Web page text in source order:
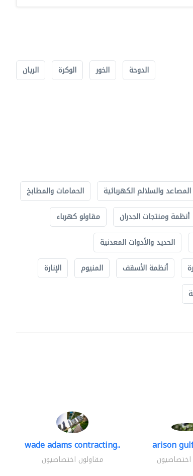
الدوحة الخور الوكرة الريان
المصاعد والسلالم الكهربائية
الحمامات والمطابخ
أنظمة ومنتجات الجدران
مقاولو كهرباء
الحديد والأدوات المعدنية
أنظمة الأسقف المنيوم
الإنارة
wade adams contracting..
مقاولون اختصاصيون
arison